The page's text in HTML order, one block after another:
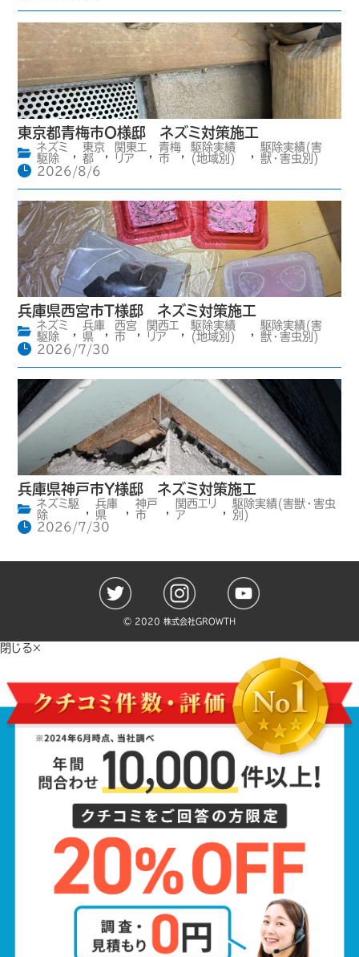
東京都青梅市O様邸 ネズミ対策施工
ネズミ
駆除
,
東京
都
,
関東エ
リア
,
青梅
市
,
駆除実績
(地域別)
,
駆除実績(害
獣・害虫別)
2026/8/6
兵庫県西宮市T様邸 ネズミ対策施工
ネズミ
駆除
,
兵庫
県
,
西宮
市
,
関西エ
リア
,
駆除実績
(地域別)
,
駆除実績(害
獣・害虫別)
2026/7/30
兵庫県神戸市Y様邸 ネズミ対策施工
ネズミ駆
除
,
兵庫
県
,
神戸
市
,
関西エリ
ア
,
駆除実績(害獣・害虫
別)
2026/7/30
©️ 2020 株式会社GROWTH
閉じる×